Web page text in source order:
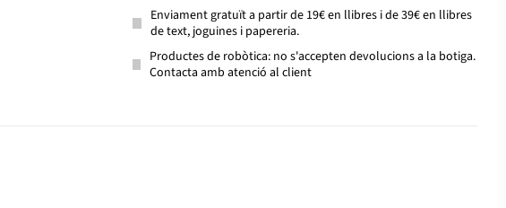
Enviament gratuït a partir de 19€ en llibres i de 39€ en llibres
de text, joguines i papereria.
Productes de robòtica: no s'accepten devolucions a la botiga.
Contacta amb atenció al client